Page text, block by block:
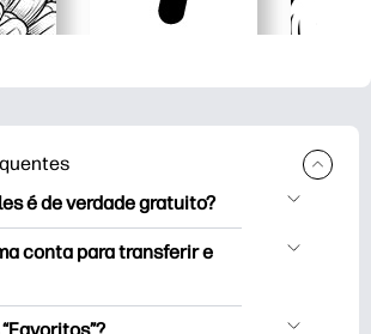
é de verdade gratuito?
oferece mais de 2.500
de cortesia para download
Explore páginas para colorir
divertidas de
conta para transferir e
e imprimir sem criar uma